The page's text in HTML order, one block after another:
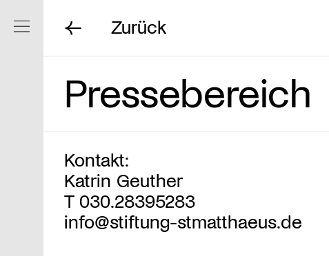
Navigation ein/ausblenden
Zurück
Pressebereich
Kontakt:
Katrin Geuther
T 030.28395283
info@stiftung-stmatthaeus.de